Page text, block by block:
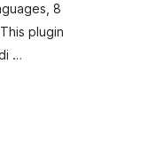
8
plugin
…